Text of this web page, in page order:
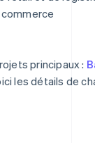
principaux :
les détails de